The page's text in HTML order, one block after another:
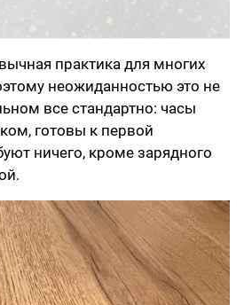
практика для многих
неожиданностью это не
все стандартно: часы
готовы к первой
ничего, кроме зарядного